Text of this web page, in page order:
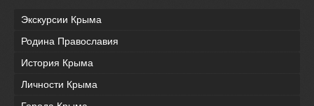
Экскурсии Крыма
Родина Православия
История Крыма
Личности Крыма